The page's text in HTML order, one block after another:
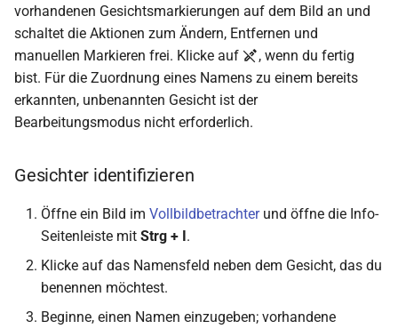
vorhandenen Gesichtsmarkierungen auf dem Bild an und
schaltet die Aktionen zum Ändern, Entfernen und
manuellen Markieren frei. Klicke auf
, wenn du fertig
bist. Für die Zuordnung eines Namens zu einem bereits
erkannten, unbenannten Gesicht ist der
Bearbeitungsmodus nicht erforderlich.
Gesichter identifizieren
Öffne ein Bild im Vollbildbetrachterund öffne die Info-
Seitenleiste mit Strg + I.
Klicke auf das Namensfeld neben dem Gesicht, das du
benennen möchtest.
Beginne, einen Namen einzugeben; vorhandene